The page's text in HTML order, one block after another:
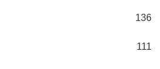
136
111